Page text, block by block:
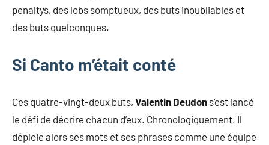
penaltys, des lobs somptueux, des buts inoubliables et
des buts quelconques.
Si Canto m’était conté
Ces quatre-vingt-deux buts, Valentin Deudon s’est lancé
le défi de décrire chacun d’eux. Chronologiquement. Il
déploie alors ses mots et ses phrases comme une équipe